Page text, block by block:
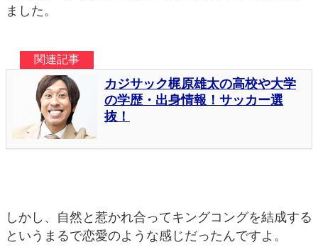
ました。
しかし、自然と惹かれ合ってキングコングを結成する
というまるで恋愛のような感じだったんですよ。